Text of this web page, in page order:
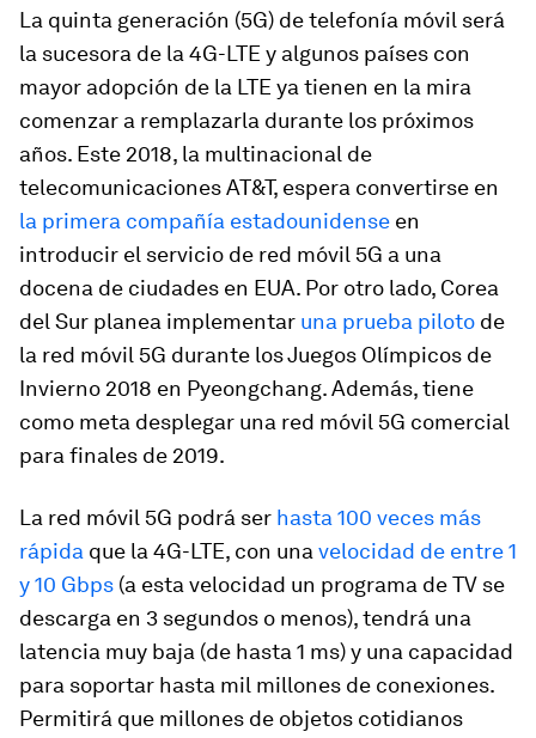
La quinta generación (5G) de telefonía móvil será
la sucesora de la 4G-LTE y algunos países con
mayor adopción de la LTE ya tienen en la mira
comenzar a remplazarla durante los próximos
años. Este 2018, la multinacional de
telecomunicaciones AT&T, espera convertirse en
la primera compañía estadounidense en
introducir el servicio de red móvil 5G a una
docena de ciudades en EUA. Por otro lado, Corea
del Sur planea implementar una prueba piloto de
la red móvil 5G durante los Juegos Olímpicos de
Invierno 2018 en Pyeongchang. Además, tiene
como meta desplegar una red móvil 5G comercial
para finales de 2019.
La red móvil 5G podrá ser hasta 100 veces más
rápida que la 4G-LTE, con una velocidad de entre 1
y 10 Gbps (a esta velocidad un programa de TV se
descarga en 3 segundos o menos), tendrá una
latencia muy baja (de hasta 1 ms) y una capacidad
para soportar hasta mil millones de conexiones.
Permitirá que millones de objetos cotidianos